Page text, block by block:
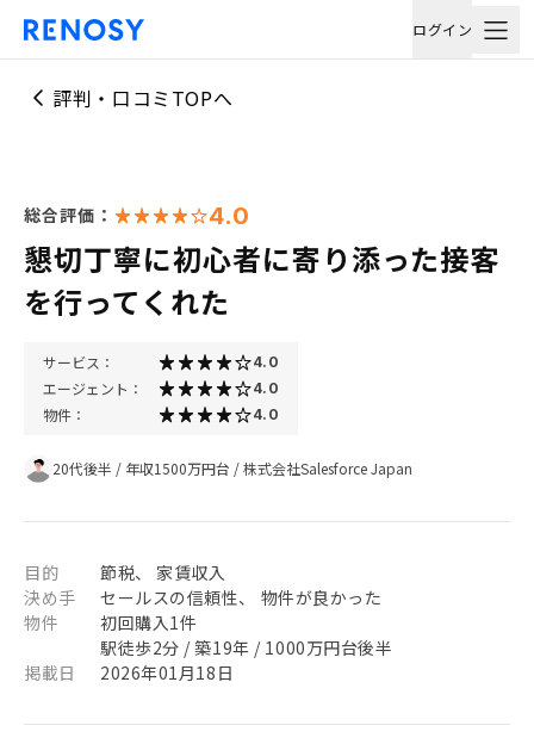
ログイン
評判・口コミTOPへ
総合評価： 4.0
懇切丁寧に初心者に寄り添った接客
を行ってくれた
サービス： 4.0
エージェント： 4.0
物件： 4.0
20代後半 / 年収1500万円台 /株式会社Salesforce Japan
目的
節税、 家賃収入
決め手
セールスの信頼性、 物件が良かった
物件
初回購入1件
駅徒歩2分 / 築19年 / 1000万円台後半
掲載日
2026年01月18日